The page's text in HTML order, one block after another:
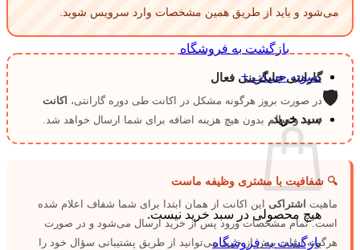
هیچ محصولی در سبد خرید نیست.
بازگشت به فروشگاه
تسویه حساب +
سبد خرید
هیچ محصولی در سبد خرید نیست.
بازگشت به فروشگاه
می‌شود و باید از طریق همین مشخصات وارد سرویس شوید.
🛡️
گارانتی جایگزینی فعال
در صورت بروز هرگونه مشکل در اکانت طی دوره گارانتی، اکانت
جدید و سالم بدون هیچ هزینه اضافه برای شما ارسال خواهد شد.
🔍 شفافیت با مشتری وظیفه ماست
ماهیت اشتراکی این اکانت از همان ابتدا برای شما شفاف اعلام شده
است. تمام مشخصات ورود پس از خرید ارسال می‌شود و در صورت
هرگونه ابهام، پیش از خرید می‌توانید از طریق پشتیبانی سؤال خود را